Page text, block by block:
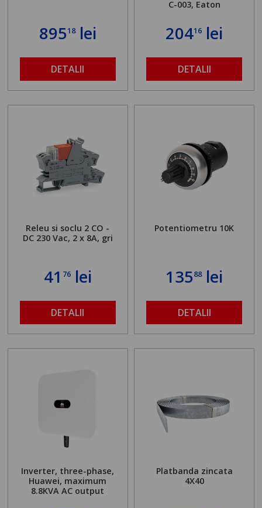
89518lei
DETALII
C-003, Eaton
20416 lei
DETALII
Releu si soclu 2 CO -
DC 230 Vac, 2 x 8A, gri
41 76lei
DETALII
Potentiometru 10K
13588lei
DETALII
Inverter, three-phase,
Huawei, maximum
8.8KVA AC output
Platbanda zincata
4X40